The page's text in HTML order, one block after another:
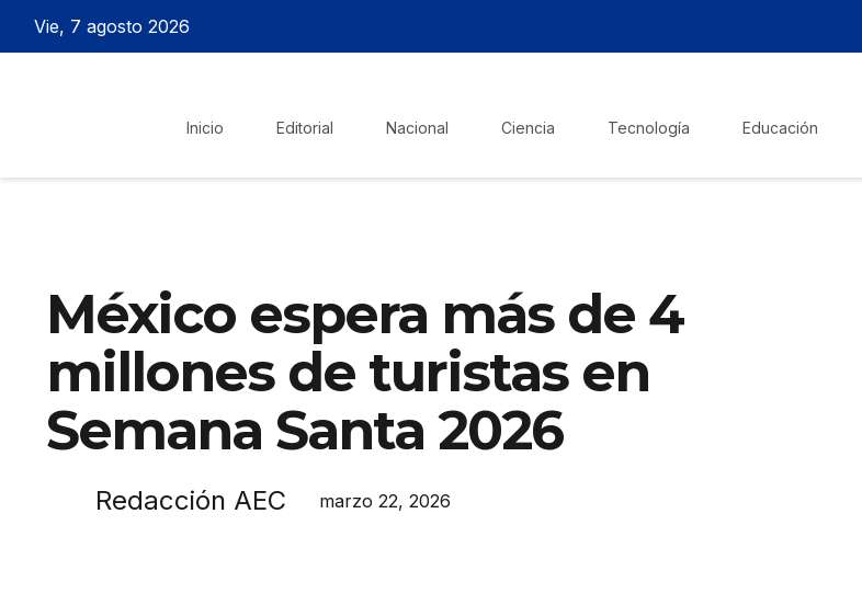
Vie, 7 agosto 2026
Inicio Editorial Nacional Ciencia Tecnología Educación
México espera más de 4
millones de turistas en
Semana Santa 2026
Redacción AEC marzo 22, 2026